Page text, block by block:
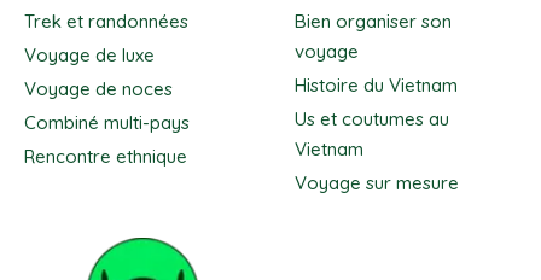
Trek et randonnées
Voyage de luxe
Voyage de noces
Combiné multi-pays
Rencontre ethnique
Bien organiser son
voyage
Histoire du Vietnam
Us et coutumes au
Vietnam
Voyage sur mesure